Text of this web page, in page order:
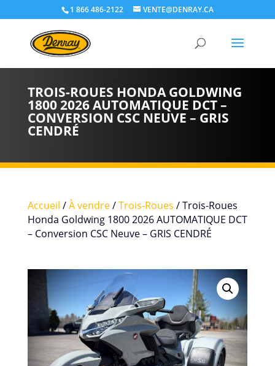
1 866 486-2122 VENTE@DENRAY.CA
TROIS-ROUES HONDA GOLDWING
1800 2026 AUTOMATIQUE DCT –
CONVERSION CSC NEUVE – GRIS
CENDRÉ
Accueil /À vendre/Trois-Roues / Trois-Roues
Honda Goldwing 1800 2026 AUTOMATIQUE DCT
– Conversion CSC Neuve – GRIS CENDRÉ